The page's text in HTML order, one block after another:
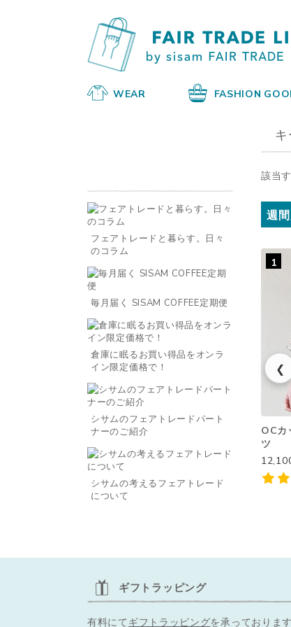
WEAR FASHION
該当
週
❮
1
OC
ツ
フェアトレードと暮らす。日々
のコラム
毎月届く SISAM COFFEE定期便
倉庫に眠るお買い得品をオンラ
イン限定価格で！
シサムのフェアトレードパート
ナーのご紹介
シサムの考えるフェアトレード
について
ギフトラッピング
有料にて ギフトラッピングを承っております